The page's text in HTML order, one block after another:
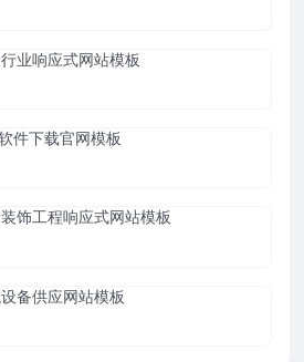
业响应式网站模板
件下载官网模板
饰工程响应式网站模板
备供应网站模板